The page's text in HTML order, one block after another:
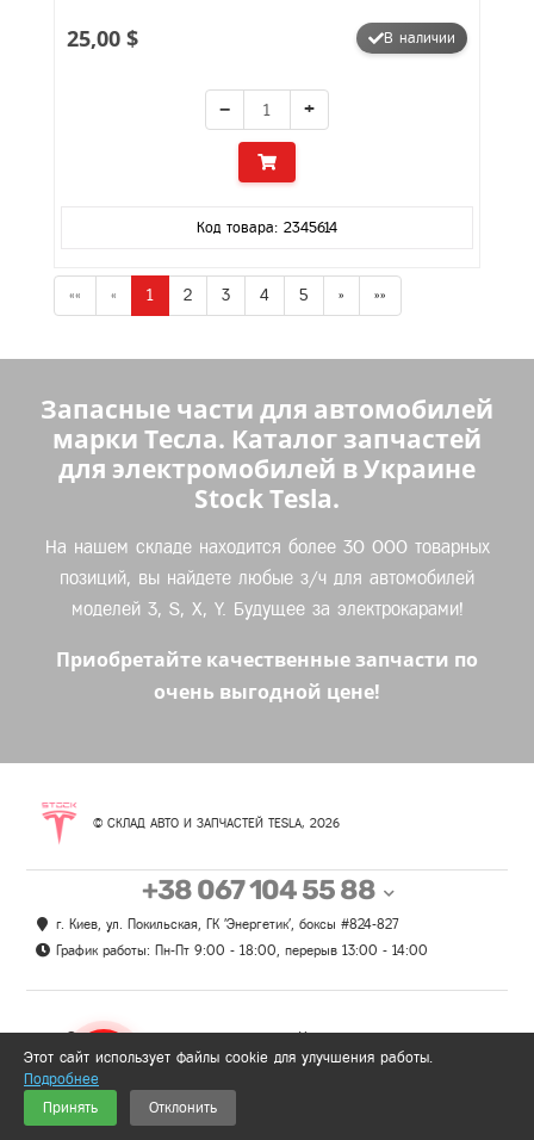
25,00 $ В наличии
− +
Код товара: 2345614
«« « 1 2 3 4 5 » »»
Запасные части для автомобилей
марки Тесла. Каталог запчастей
для электромобилей в Украине
Stock Tesla.
На нашем складе находится более 30 000 товарных
позиций, вы найдете любые з/ч для автомобилей
моделей 3, S, X, Y. Будущее за электрокарами!
Приобретайте качественные запчасти по
очень выгодной цене!
© СКЛАД АВТО И ЗАПЧАСТЕЙ TESLA, 2026
+38 067 104 55 88
г. Киев, ул. Покильская, ГК 'Энергетик', боксы #824-827
График работы: Пн-Пт 9:00 - 18:00, перерыв 13:00 - 14:00
О нас
Оплата
Доставка
Гарантии и возврат
Контакты
Партнёрам
Этот сайт использует файлы cookie для улучшения работы.
Подробнее
Принять
Отклонить